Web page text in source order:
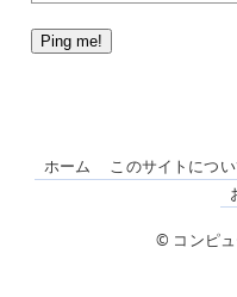
ホーム このサイトにつ
© コンピ